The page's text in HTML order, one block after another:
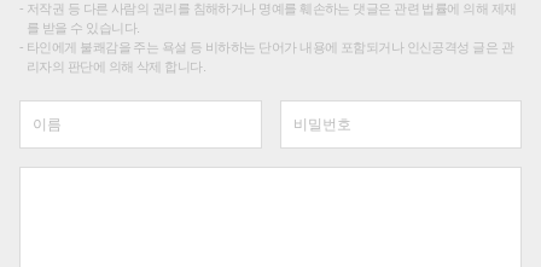
저작권 등 다른 사람의 권리를 침해하거나 명예를 훼손하는 댓글은 관련 법률에 의해 제재
를 받을 수 있습니다.
타인에게 불쾌감을 주는 욕설 등 비하하는 단어가 내용에 포함되거나 인신공격성 글은 관
리자의 판단에 의해 삭제 합니다.